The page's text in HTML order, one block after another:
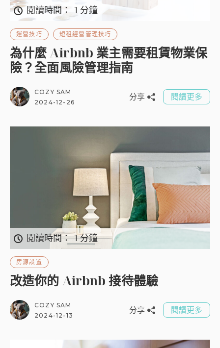
閱讀時間： 1 分鐘
運營技巧 短租經營管理技巧
為什麼 Airbnb 業主需要租賃物業保
險？全面風險管理指南
COZY SAM
2024-12-26
分享 閱讀更多
閱讀時間： 1 分鐘
房源設置
改造你的 Airbnb 接待體驗
COZY SAM
2024-12-13
分享 閱讀更多